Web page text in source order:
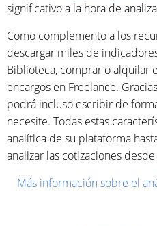
significativo a la hora de
Como complemento a los
descargar miles de
Biblioteca, comprar o alquilar
encargos en Freelance.
podrá incluso escribir de
necesite. Todas estas
analítica de su plataforma
analizar las cotizaciones
Más información sobre el